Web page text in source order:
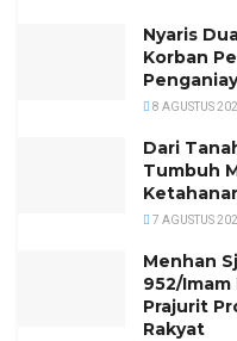
Nyaris
Korban
8 AGUSTUS
Dari
Tumbuh
7 AGUSTUS
Menhan
952/
Prajurit
Rakyat